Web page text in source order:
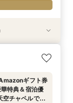
チャペルで叶
地上150mの絶
トウエディング
ギフト券
特典＆宿泊優
空チャペルで感